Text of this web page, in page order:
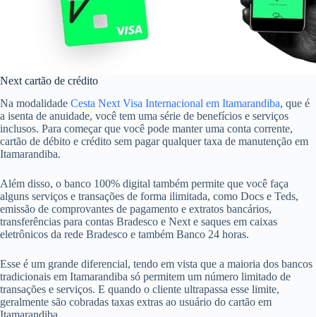
Next cartão de crédito
Na modalidade Cesta Next Visa Internacional em Itamarandiba, que é
a isenta de anuidade, você tem uma série de benefícios e serviços
inclusos. Para começar que você pode manter uma conta corrente,
cartão de débito e crédito sem pagar qualquer taxa de manutenção em
Itamarandiba.
Além disso, o banco 100% digital também permite que você faça
alguns serviços e transações de forma ilimitada, como Docs e Teds,
emissão de comprovantes de pagamento e extratos bancários,
transferências para contas Bradesco e Next e saques em caixas
eletrônicos da rede Bradesco e também Banco 24 horas.
Esse é um grande diferencial, tendo em vista que a maioria dos bancos
tradicionais em Itamarandiba só permitem um número limitado de
transações e serviços. E quando o cliente ultrapassa esse limite,
geralmente são cobradas taxas extras ao usuário do cartão em